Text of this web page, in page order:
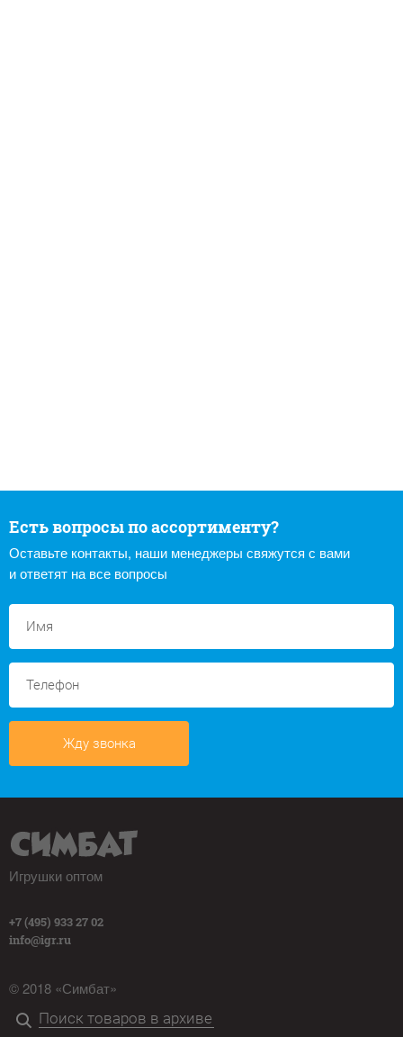
Есть вопросы по ассортименту?
Оставьте контакты, наши менеджеры свяжутся с вами
и ответят на все вопросы
Жду звонка
Игрушки оптом
+7 (495) 933 27 02
info@igr.ru
© 2018 «Симбат»